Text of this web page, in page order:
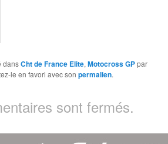
dansCht de France Elite,Motocross GPpar
le en favori avec sonpermalien.
sont fermés.